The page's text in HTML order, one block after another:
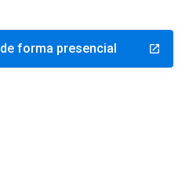
forma presencial launch